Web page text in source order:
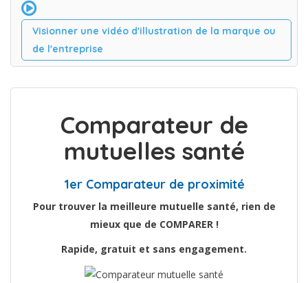
Visionner une vidéo d'illustration de la marque ou
de l'entreprise
Comparateur de
mutuelles santé
1er Comparateur de proximité
Pour trouver la meilleure mutuelle santé, rien de
mieux que de COMPARER !
Rapide, gratuit et sans engagement.